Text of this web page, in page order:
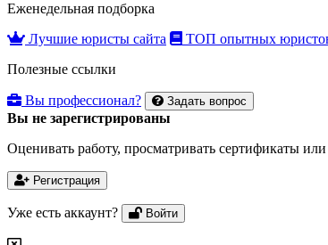
Еженедельная подборка
Лучшие юристы сайта
ТОП опытных
Полезные ссылки
Вы профессионал? Задать вопрос
Вы не зарегистрированы
Оценивать работу, просматривать сертификаты
Регистрация
Уже есть аккаунт? Войти